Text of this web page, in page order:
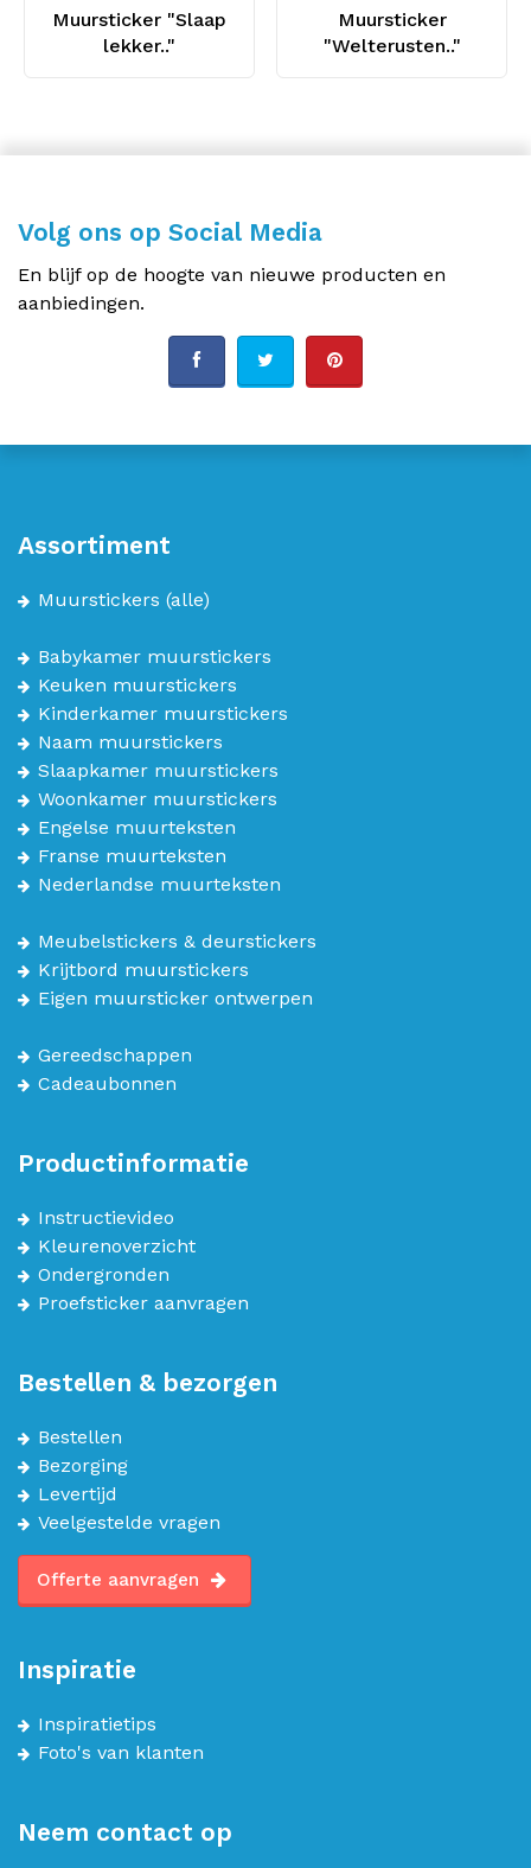
Muursticker "Slaap
lekker.."
Muursticker
"Welterusten.."
Volg ons op Social Media
En blijf op de hoogte van nieuwe producten en
aanbiedingen.
Assortiment
Muurstickers (alle)
Babykamer muurstickers
Keuken muurstickers
Kinderkamer muurstickers
Naam muurstickers
Slaapkamer muurstickers
Woonkamer muurstickers
Engelse muurteksten
Franse muurteksten
Nederlandse muurteksten
Meubelstickers & deurstickers
Krijtbord muurstickers
Eigen muursticker ontwerpen
Gereedschappen
Cadeaubonnen
Productinformatie
Instructievideo
Kleurenoverzicht
Ondergronden
Proefsticker aanvragen
Bestellen & bezorgen
Bestellen
Bezorging
Levertijd
Veelgestelde vragen
Offerte aanvragen
Inspiratie
Inspiratietips
Foto's van klanten
Neem contact op